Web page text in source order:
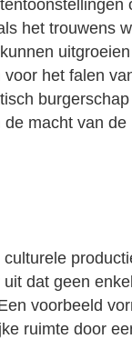
het trouwens
het falen
macht van
dat geen
voorbeeld
ruimte door